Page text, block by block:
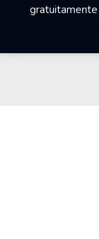
gratuitamente